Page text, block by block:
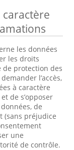
les données
les droits
de protection des
l’accès,
à caractère
de s’opposer
de
(sans préjudice
une
de contrôle.